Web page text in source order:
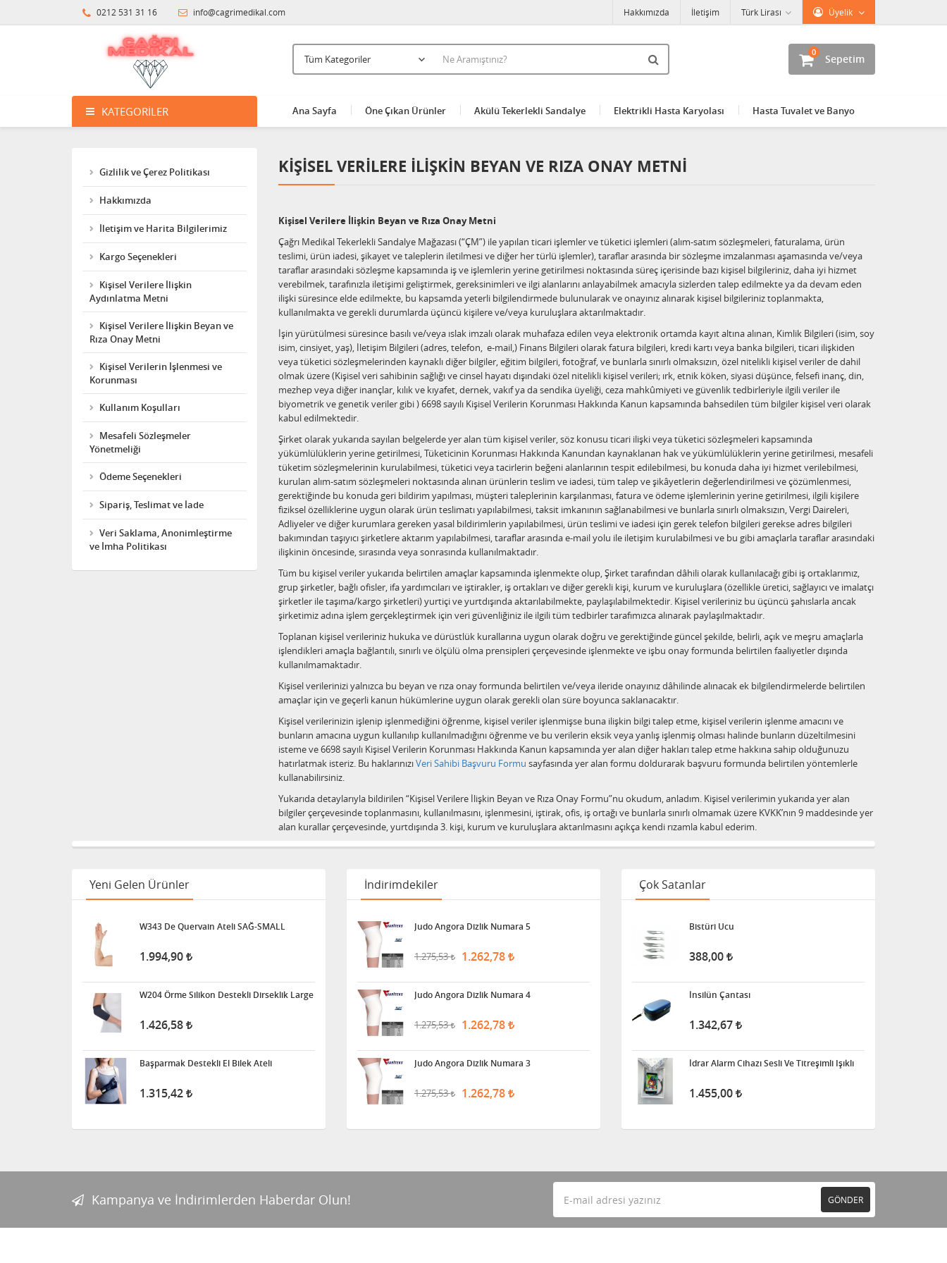
0212 531 31 16 info@cagrimedikal.com Üyelik
Türk Lirası
Hakkımızda İletişim
Sepetim
0
KATEGORILER Ana Sayfa Öne Çıkan Ürünler Akülü Tekerlekli Sandalye Elektrikli Hasta Karyolası Hasta Tuvalet ve Banyo
Gizlilik ve Çerez Politikası
Hakkımızda
İletişim ve Harita Bilgilerimiz
Kargo Seçenekleri
Kişisel Verilere İlişkin
Aydınlatma Metni
Kişisel Verilere İlişkin Beyan ve
Rıza Onay Metni
Kişisel Verilerin İşlenmesi ve
Korunması
Kullanım Koşulları
Mesafeli Sözleşmeler
Yönetmeliği
Ödeme Seçenekleri
Sipariş, Teslimat ve İade
Veri Saklama, Anonimleştirme
ve İmha Politikası
KIŞISEL VERILERE İLIŞKIN BEYAN VE RIZA ONAY METNI
Kişisel Verilere İlişkin Beyan ve Rıza Onay Metni
Çağrı Medikal Tekerlekli Sandalye Mağazası (“ÇM”) ile yapılan ticari işlemler ve tüketici işlemleri (alım-satım sözleşmeleri, faturalama, ürün
teslimi, ürün iadesi, şikayet ve taleplerin iletilmesi ve diğer her türlü işlemler), taraflar arasında bir sözleşme imzalanması aşamasında ve/veya
taraflar arasındaki sözleşme kapsamında iş ve işlemlerin yerine getirilmesi noktasında süreç içerisinde bazı kişisel bilgileriniz, daha iyi hizmet
verebilmek, tarafınızla iletişimi geliştirmek, gereksinimleri ve ilgi alanlarını anlayabilmek amacıyla sizlerden talep edilmekte ya da devam eden
ilişki süresince elde edilmekte, bu kapsamda yeterli bilgilendirmede bulunularak ve onayınız alınarak kişisel bilgileriniz toplanmakta,
kullanılmakta ve gerekli durumlarda üçüncü kişilere ve/veya kuruluşlara aktarılmaktadır.
İşin yürütülmesi süresince basılı ve/veya ıslak imzalı olarak muhafaza edilen veya elektronik ortamda kayıt altına alınan, Kimlik Bilgileri (isim, soy
isim, cinsiyet, yaş), İletişim Bilgileri (adres, telefon, e-mail,) Finans Bilgileri olarak fatura bilgileri, kredi kartı veya banka bilgileri, ticari ilişkiden
veya tüketici sözleşmelerinden kaynaklı diğer bilgiler, eğitim bilgileri, fotoğraf, ve bunlarla sınırlı olmaksızın, özel nitelikli kişisel veriler de dahil
olmak üzere (Kişisel veri sahibinin sağlığı ve cinsel hayatı dışındaki özel nitelikli kişisel verileri; ırk, etnik köken, siyasi düşünce, felsefi inanç, din,
mezhep veya diğer inançlar, kılık ve kıyafet, dernek, vakıf ya da sendika üyeliği, ceza mahkûmiyeti ve güvenlik tedbirleriyle ilgili veriler ile
biyometrik ve genetik veriler gibi ) 6698 sayılı Kişisel Verilerin Korunması Hakkında Kanun kapsamında bahsedilen tüm bilgiler kişisel veri olarak
kabul edilmektedir.
Şirket olarak yukarıda sayılan belgelerde yer alan tüm kişisel veriler, söz konusu ticari ilişki veya tüketici sözleşmeleri kapsamında
yükümlülüklerin yerine getirilmesi, Tüketicinin Korunması Hakkında Kanundan kaynaklanan hak ve yükümlülüklerin yerine getirilmesi, mesafeli
tüketim sözleşmelerinin kurulabilmesi, tüketici veya tacirlerin beğeni alanlarının tespit edilebilmesi, bu konuda daha iyi hizmet verilebilmesi,
kurulan alım-satım sözleşmeleri noktasında alınan ürünlerin teslim ve iadesi, tüm talep ve şikâyetlerin değerlendirilmesi ve çözümlenmesi,
gerektiğinde bu konuda geri bildirim yapılması, müşteri taleplerinin karşılanması, fatura ve ödeme işlemlerinin yerine getirilmesi, ilgili kişilere
fiziksel özelliklerine uygun olarak ürün teslimatı yapılabilmesi, taksit imkanının sağlanabilmesi ve bunlarla sınırlı olmaksızın, Vergi Daireleri,
Adliyeler ve diğer kurumlara gereken yasal bildirimlerin yapılabilmesi, ürün teslimi ve iadesi için gerek telefon bilgileri gerekse adres bilgileri
bakımından taşıyıcı şirketlere aktarım yapılabilmesi, taraflar arasında e-mail yolu ile iletişim kurulabilmesi ve bu gibi amaçlarla taraflar arasındaki
ilişkinin öncesinde, sırasında veya sonrasında kullanılmaktadır.
Tüm bu kişisel veriler yukarıda belirtilen amaçlar kapsamında işlenmekte olup, Şirket tarafından dâhili olarak kullanılacağı gibi iş ortaklarımız,
grup şirketler, bağlı ofisler, ifa yardımcıları ve iştirakler, iş ortakları ve diğer gerekli kişi, kurum ve kuruluşlara (özellikle üretici, sağlayıcı ve imalatçı
şirketler ile taşıma/kargo şirketleri) yurtiçi ve yurtdışında aktarılabilmekte, paylaşılabilmektedir. Kişisel verileriniz bu üçüncü şahıslarla ancak
şirketimiz adına işlem gerçekleştirmek için veri güvenliğiniz ile ilgili tüm tedbirler tarafımızca alınarak paylaşılmaktadır.
Toplanan kişisel verileriniz hukuka ve dürüstlük kurallarına uygun olarak doğru ve gerektiğinde güncel şekilde, belirli, açık ve meşru amaçlarla
işlendikleri amaçla bağlantılı, sınırlı ve ölçülü olma prensipleri çerçevesinde işlenmekte ve işbu onay formunda belirtilen faaliyetler dışında
kullanılmamaktadır.
Kişisel verilerinizi yalnızca bu beyan ve rıza onay formunda belirtilen ve/veya ileride onayınız dâhilinde alınacak ek bilgilendirmelerde belirtilen
amaçlar için ve geçerli kanun hükümlerine uygun olarak gerekli olan süre boyunca saklanacaktır.
Kişisel verilerinizin işlenip işlenmediğini öğrenme, kişisel veriler işlenmişse buna ilişkin bilgi talep etme, kişisel verilerin işlenme amacını ve
bunların amacına uygun kullanılıp kullanılmadığını öğrenme ve bu verilerin eksik veya yanlış işlenmiş olması halinde bunların düzeltilmesini
isteme ve 6698 sayılı Kişisel Verilerin Korunması Hakkında Kanun kapsamında yer alan diğer hakları talep etme hakkına sahip olduğunuzu
hatırlatmak isteriz. Bu haklarınızıVeri Sahibi Başvuru Formu sayfasında yer alan formu doldurarak başvuru formunda belirtilen yöntemlerle
kullanabilirsiniz.
Yukarıda detaylarıyla bildirilen “Kişisel Verilere İlişkin Beyan ve Rıza Onay Formu”nu okudum, anladım. Kişisel verilerimin yukarıda yer alan
bilgiler çerçevesinde toplanmasını, kullanılmasını, işlenmesini, iştirak, ofis, iş ortağı ve bunlarla sınırlı olmamak üzere KVKK’nın 9 maddesinde yer
alan kurallar çerçevesinde, yurtdışında 3. kişi, kurum ve kuruluşlara aktarılmasını açıkça kendi rızamla kabul ederim.
Yeni Gelen Ürünler
W343 De Quervain Ateli SAĞ-SMALL
1.994,90
W204 Örme Silikon Destekli Dirseklik Large
1.426,58
Başparmak Destekli El Bilek Ateli
1.315,42
İndirimdekiler
Judo Angora Dizlik Numara 5
1.275,53 1.262,78
Judo Angora Dizlik Numara 4
1.275,53 1.262,78
Judo Angora Dizlik Numara 3
1.275,53 1.262,78
Çok Satanlar
Bistüri Ucu
388,00
İnsilün Çantası
1.342,67
İdrar Alarm Cihazı Sesli Ve Titreşimli Işıklı
1.455,00
Kampanya ve İndirimlerden Haberdar Olun! GÖNDER